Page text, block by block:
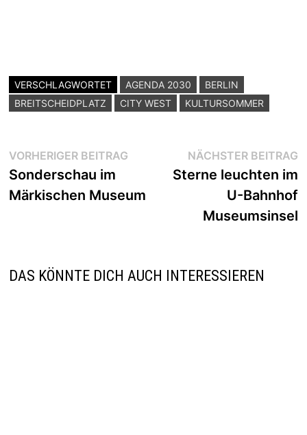
VERSCHLAGWORTET AGENDA 2030
BERLIN
BREITSCHEIDPLATZ
CITY WEST KULTURSOMMER
Beitragsnavigation
VORHERIGER BEITRAGVorheriger
Sonderschau im
Märkischen Museum
NÄCHSTER BEITRAG
Sterne leuchten im
U-Bahnhof
Museumsinsel
DAS KÖNNTE DICH AUCH INTERESSIEREN